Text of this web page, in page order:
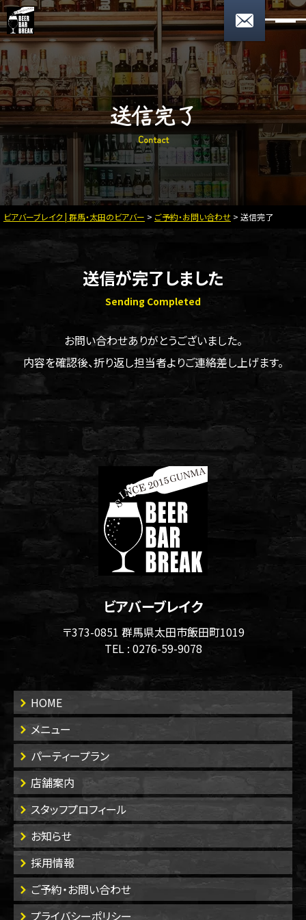
0276-59-9078
17:00〜翌2:00 月曜定休
お問い合わせ
HOME
メニュー
パーティープラン
店舗案内
スタッフプロフィール
お知らせ
送信完了
Contact
ビアバーブレイク | 群馬・太田のビアバー > ご予約・お問い合わせ > 送信完了
送信が完了しました
Sending Completed
お問い合わせありがとうございました。
内容を確認後、折り返し担当者よりご連絡差し上げます。
ビアバーブレイク
〒373-0851 群馬県太田市飯田町1019
TEL : 0276-59-9078
HOME
メニュー
パーティープラン
店舗案内
スタッフプロフィール
お知らせ
採用情報
ご予約・お問い合わせ
プライバシーポリシー